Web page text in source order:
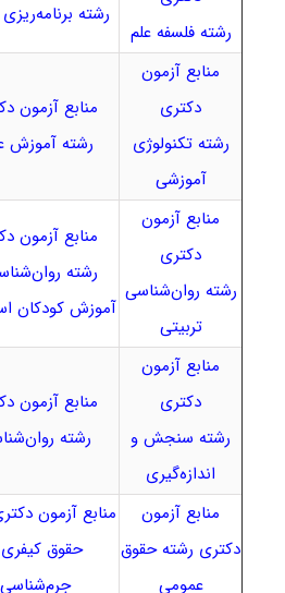
رشته فلسفه علم
رشته
منابع آزمون
دکتری
رشته تکنولوژی
آموزشی
منابع آزمون
رشته آموزش
منابع آزمون
دکتری
رشته روان‌شناسی
تربیتی
منابع آزمون
رشته
آموزش کودکان
منابع آزمون
دکتری
رشته سنجش و
اندازه‌گیری
منابع آزمون
رشته
منابع آزمون
دکتری رشته حقوق
عمومی
منابع آزمون
حقوق
جرم‌شناسی